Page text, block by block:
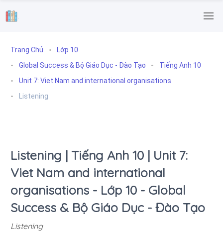
.
Trang Chủ
Lớp 10
Global Success & Bộ Giáo Dục - Đào Tạo
Tiếng Anh 10
Unit 7: Viet Nam and international organisations
Listening
Listening | Tiếng Anh 10 | Unit 7:
Viet Nam and international
organisations - Lớp 10 - Global
Success & Bộ Giáo Dục - Đào Tạo
Listening